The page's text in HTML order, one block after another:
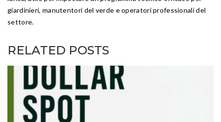
giardinieri, manutentori del verde e operatori professionali del
settore.
RELATED POSTS